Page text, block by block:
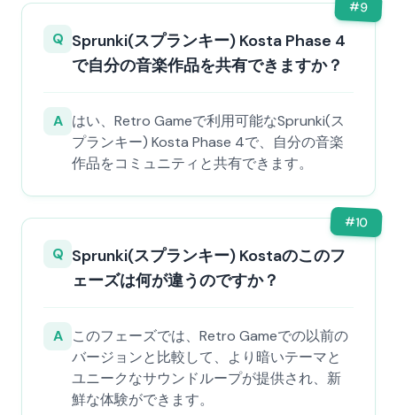
#9
Q Sprunki(スプランキー) Kosta Phase 4
で自分の音楽作品を共有できますか？
A はい、Retro Gameで利用可能なSprunki(ス
プランキー) Kosta Phase 4で、自分の音楽
作品をコミュニティと共有できます。
#10
Q Sprunki(スプランキー) Kostaのこのフ
ェーズは何が違うのですか？
A このフェーズでは、Retro Gameでの以前の
バージョンと比較して、より暗いテーマと
ユニークなサウンドループが提供され、新
鮮な体験ができます。